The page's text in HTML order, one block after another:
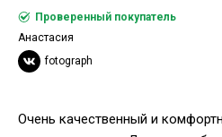
Очень качественный и
Проверенный покупатель
Анастасия
fotograph